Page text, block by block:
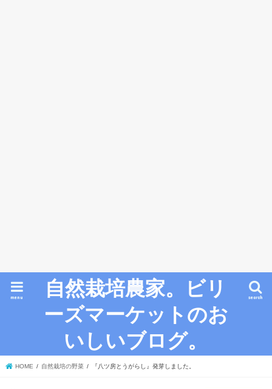
自然栽培農家。ビリ
ーズマーケットのお
いしいブログ。
search
menu
HOME 自然栽培の野菜 『八ツ房とうがらし』発芽しました。